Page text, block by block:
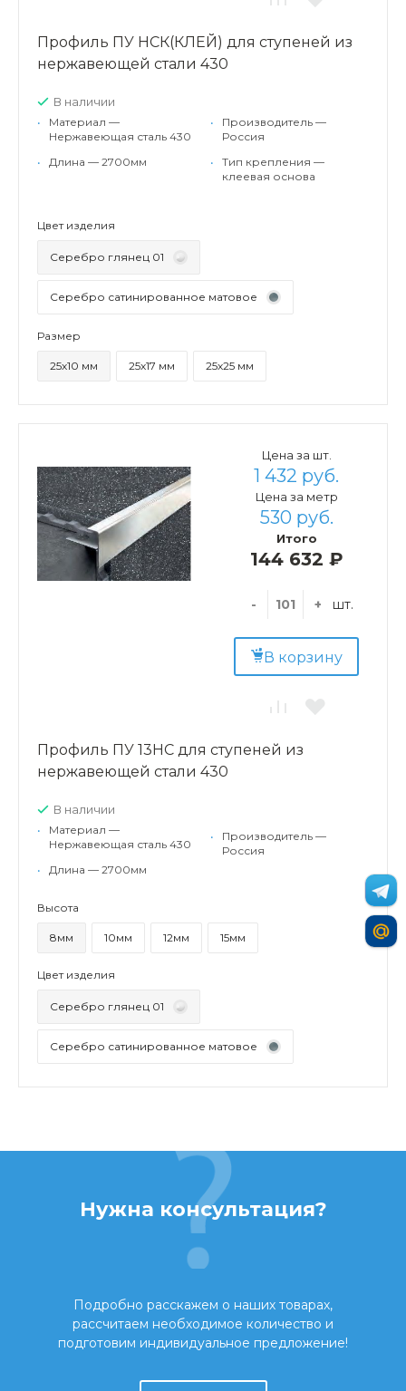
Профиль ПУ НСК(КЛЕЙ) для ступеней из
нержавеющей стали 430
В наличии
•
Материал —
Нержавеющая сталь 430
•
Длина — 2700мм
•
Производитель —
Россия
•
Тип крепления —
клеевая основа
Цвет изделия
Серебро глянец 01
Серебро сатинированное матовое
Размер
25х10 мм 25х17 мм 25х25 мм
Цена за шт.
1 432 руб.
Цена за метр
530 руб.
Итого
144 632 ₽
- + шт.
В корзину
Профиль ПУ 13НС для ступеней из
нержавеющей стали 430
В наличии
•
Материал —
Нержавеющая сталь 430
•
Длина — 2700мм
•
Производитель —
Россия
Высота
8мм 10мм 12мм 15мм
Цвет изделия
Серебро глянец 01
Серебро сатинированное матовое
Нужна консультация?
Подробно расскажем о наших товарах,
рассчитаем необходимое количество и
подготовим индивидуальное предложение!